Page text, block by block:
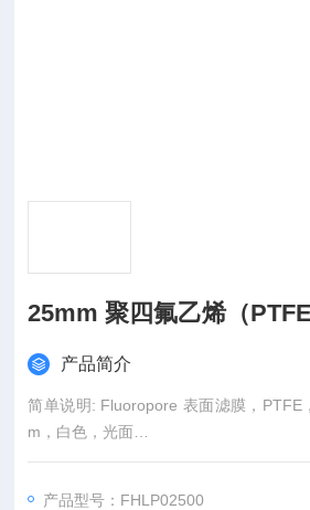
25mm 聚四氟乙烯（
产品简介
简单说明: Fluoropore 表面滤膜，PTFE
m，白色，光面
滤膜商标: Fluoropore
产品型号：FHLP02500